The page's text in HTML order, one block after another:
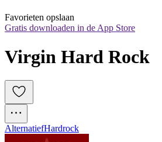
Favorieten opslaan
Gratis downloaden in de App Store
Virgin Hard Rock
AlternatiefHardrock